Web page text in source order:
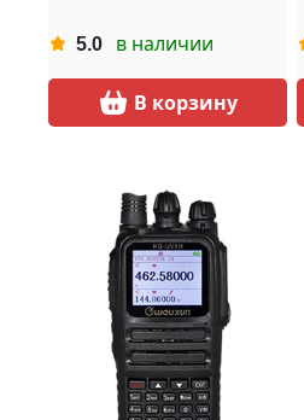
5.0 в наличии
В корзину